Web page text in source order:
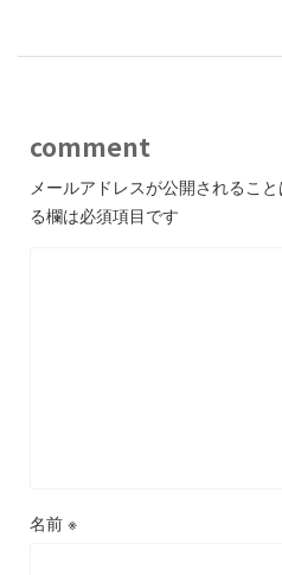
comment
メールアドレスが公開されること
る欄は必須項目です
名前 ※